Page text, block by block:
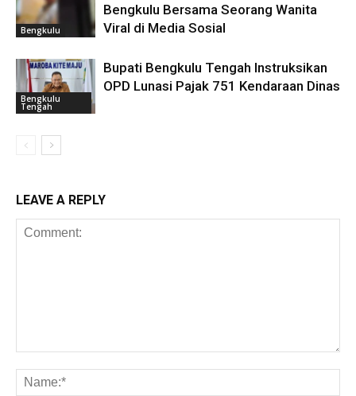
Bengkulu
Bengkulu Bersama Seorang Wanita
Viral di Media Sosial
Bengkulu
Tengah
Bupati Bengkulu Tengah Instruksikan
OPD Lunasi Pajak 751 Kendaraan Dinas
LEAVE A REPLY